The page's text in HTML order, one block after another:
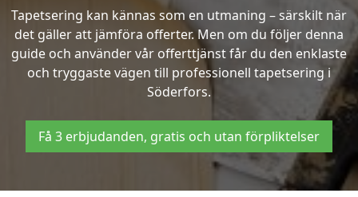
Tapetsering kan kännas som en utmaning – särskilt när
det gäller att jämföra offerter. Men om du följer denna
guide och använder vår offerttjänst får du den enklaste
och tryggaste vägen till professionell tapetsering i
Söderfors.
Få 3 erbjudanden, gratis och utan förpliktelser